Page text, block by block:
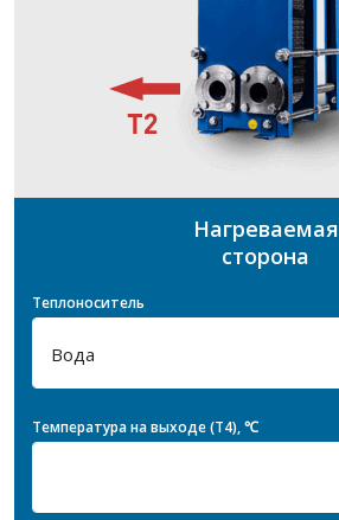
Нагреваемая
сторона
Теплоноситель
Температура на выходе (T4), ℃